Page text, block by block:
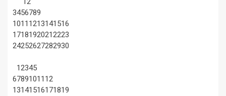
3456789
1011 1213141516
17181920212223
24252627282930
12345
67891011 12
13141516171819